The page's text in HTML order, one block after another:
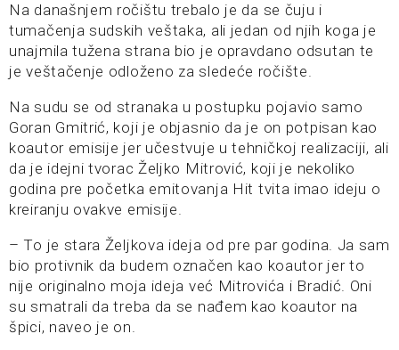
Na današnjem ročištu trebalo je da se čuju i
tumačenja sudskih veštaka, ali jedan od njih koga je
unajmila tužena strana bio je opravdano odsutan te
je veštačenje odloženo za sledeće ročište.
Na sudu se od stranaka u postupku pojavio samo
Goran Gmitrić, koji je objasnio da je on potpisan kao
koautor emisije jer učestvuje u tehničkoj realizaciji, ali
da je idejni tvorac Željko Mitrović, koji je nekoliko
godina pre početka emitovanja Hit tvita imao ideju o
kreiranju ovakve emisije.
– To je stara Željkova ideja od pre par godina. Ja sam
bio protivnik da budem označen kao koautor jer to
nije originalno moja ideja već Mitrovića i Bradić. Oni
su smatrali da treba da se nađem kao koautor na
špici, naveo je on.